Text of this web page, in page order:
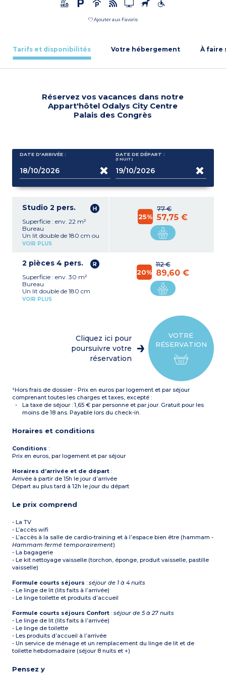
Ajouter aux Favoris
Tarifs et disponibilités Votre hébergement À faire
Réservez vos vacances dans notre
Appart'hôtel Odalys City Centre
Palais des Congrès
DATE D'ARRIVÉE : DATE DE DÉPART :
(1 NUIT )
Studio 2 pers.
Superficie : env. 22 m²
Bureau
Un lit double de 180 cm ou
2 lits simples de 90 cm
réfrigérateur, micro-ondes,
Salle de bain avec douche,
sèche-cheveux, sèche-
serviettes
Services: coffre-fort, TV,
VOIR PLUS
77 €
25% 57,75 €
2 pièces 4 pers.
Superficie : env. 30 m²
Bureau
Un lit double de 180 cm
Canapé lit double
Salle de bain avec douche,
sèche-cheveux, sèche-
Services : coffre-fort, TV,
VOIR PLUS
112 €
20% 89,60 €
VOTRE
RÉSERVATION
Cliquez ici pour
poursuivre votre
réservation
¹Hors frais de dossier - Prix en euros par logement et par séjour
comprenant toutes les charges et taxes, excepté :
La taxe de séjour : 1,65 € par personne et par jour. Gratuit pour les
moins de 18 ans. Payable lors du check-in.
Horaires et conditions
Conditions :
Prix en euros, par logement et par séjour
Horaires d’arrivée et de départ :
Arrivée à partir de 15h le jour d’arrivée
Départ au plus tard à 12h le jour du départ
Le prix comprend
- La TV
- L’accès wifi
- L’accès à la salle de cardio-training et à l’espace bien être (hammam -
Hammam fermé temporairement)
- La bagagerie
- Le kit nettoyage vaisselle (torchon, éponge, produit vaisselle, pastille
vaisselle)
Formule courts séjours :séjour de 1 à 4 nuits
- Le linge de lit (lits faits à l’arrivée)
- Le linge toilette et produits d’accueil
Formule courts séjours Confort :séjour de 5 à 27 nuits
- Le linge de lit (lits faits à l’arrivée)
- Le linge de toilette
- Les produits d’accueil à l’arrivée
- Un service de ménage et un remplacement du linge de lit et de
toilette hebdomadaire (séjour 8 nuits et +)
Pensez y